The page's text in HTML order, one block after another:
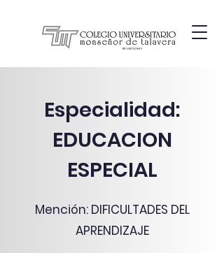
Especialidad:
EDUCACION
ESPECIAL
Mención: DIFICULTADES DEL
APRENDIZAJE